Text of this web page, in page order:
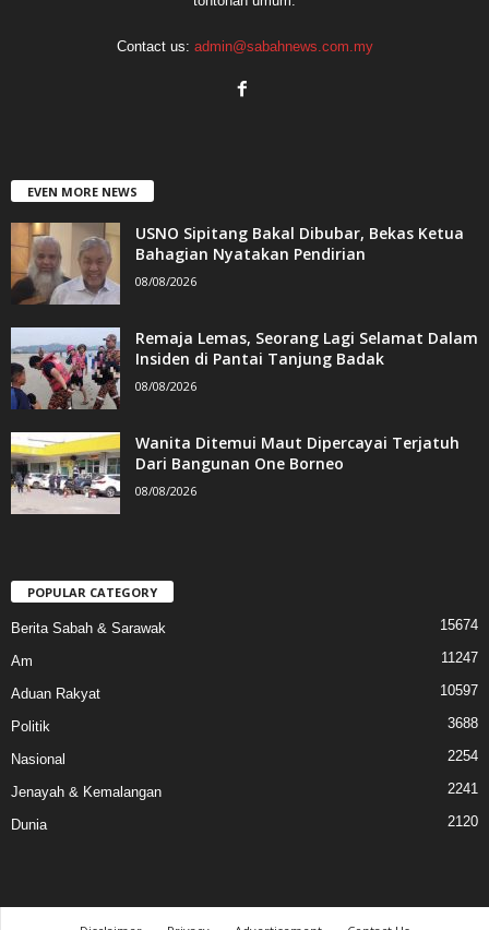
Contact us: admin@sabahnews.com.my
EVEN MORE NEWS
USNO Sipitang Bakal Dibubar, Bekas Ketua
Bahagian Nyatakan Pendirian
08/08/2026
Remaja Lemas, Seorang Lagi Selamat Dalam
Insiden di Pantai Tanjung Badak
08/08/2026
Wanita Ditemui Maut Dipercayai Terjatuh
Dari Bangunan One Borneo
08/08/2026
POPULAR CATEGORY
Berita Sabah & Sarawak 15674
Am 11247
Aduan Rakyat 10597
Politik 3688
Nasional 2254
Jenayah & Kemalangan 2241
Dunia 2120